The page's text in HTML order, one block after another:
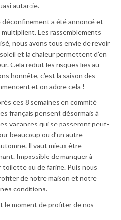
autarcie.
a été annoncé et
Les rassemblements
nous avons tous envie de revoir
et la chaleur permettent d’en
Cela réduit les risques liés au
honnête, c’est la saison des
et on adore cela !
ces 8 semaines en commité
français pensent désormais à
vacances qui se passeront peut-
beaucoup ou d’un autre
Il vaut mieux être
Impossible de manquer à
toilette ou de farine. Puis nous
de notre maison et notre
conditions.
le moment de profiter de nos